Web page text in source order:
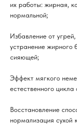
их работы: жирная,
нормальной;
Избавление от
устранение жирного
сияющей;
Эффект мягкого
естественного
Восстановление
нормализация сухой